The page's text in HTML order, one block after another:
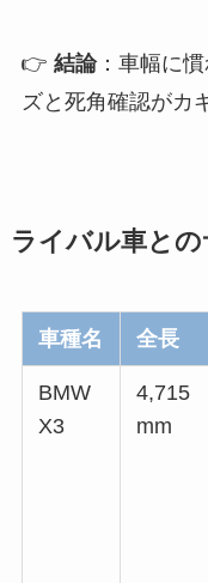
👉 結論：車幅に
ズと死角確認がカ
ライバル車と
車種名 全長
BMW
X3
4,715
mm